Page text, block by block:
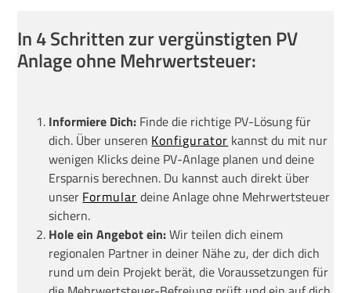
In 4 Schritten zur vergünstigten PV
Anlage ohne Mehrwertsteuer:
Informiere Dich: Finde die richtige PV-Lösung für
dich. Über unseren Konfigurator kannst du mit nur
wenigen Klicks deine PV-Anlage planen und deine
Ersparnis berechnen. Du kannst auch direkt über
unser Formular deine Anlage ohne Mehrwertsteuer
sichern.
Hole ein Angebot ein:Wir teilen dich einem
regionalen Partner in deiner Nähe zu, der dich dich
rund um dein Projekt berät, die Voraussetzungen für